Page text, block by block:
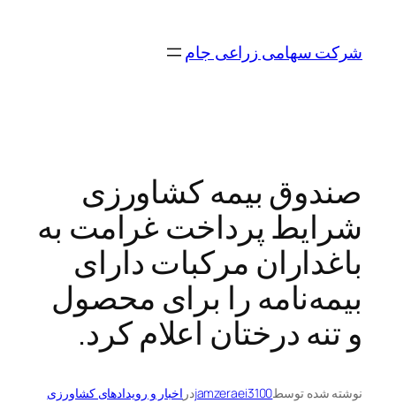
محتواشرکت سهامی زراعی جام
صندوق بیمه کشاورزی
شرایط پرداخت غرامت به
باغداران مرکبات دارای
بیمه‌نامه را برای محصول
و تنه درختان اعلام کرد.
نوشته شده توسطjamzeraei3100در اخبار و رویدادهای کشاورزی